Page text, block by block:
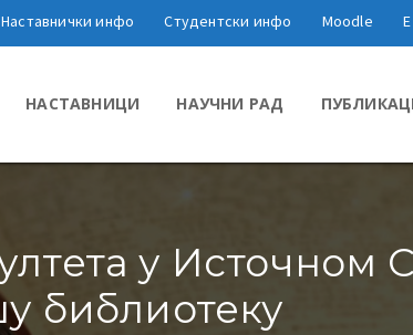
Наставнички инфо Студентски инфо Moodle
НАСТАВНИЦИ НАУЧНИ РАД
у Источном
библиотеку